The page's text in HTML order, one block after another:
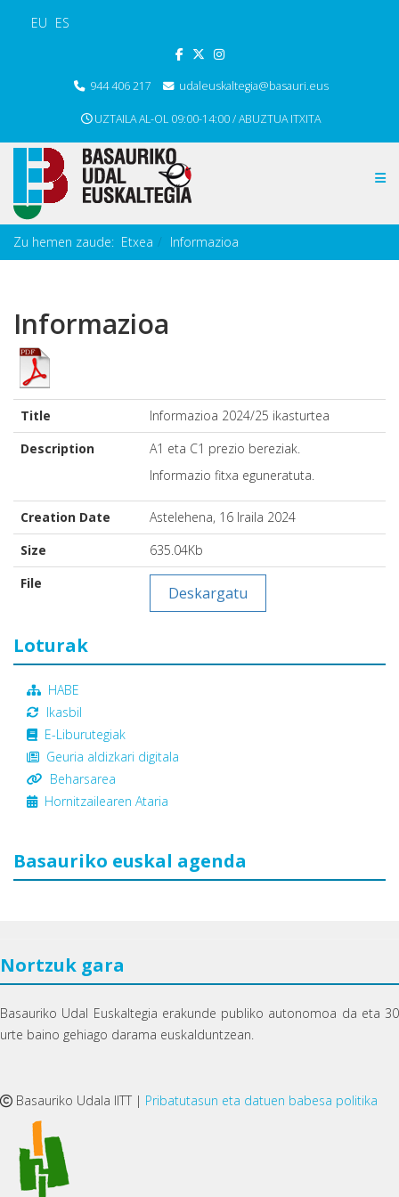
EU ES
944 406 217 udaleuskaltegia@basauri.eus
UZTAILA AL-OL 09:00-14:00 / ABUZTUA ITXITA
Zu hemen zaude: Etxea Informazioa
Informazioa
Title
Informazioa 2024/25 ikasturtea
Description
A1 eta C1 prezio bereziak.
Informazio fitxa eguneratuta.
Creation Date
Astelehena, 16 Iraila 2024
Size
635.04Kb
File
Deskargatu
Loturak
HABE
Ikasbil
E-Liburutegiak
Geuria aldizkari digitala
Beharsarea
Hornitzailearen Ataria
Basauriko euskal agenda
Nortzuk gara
Basauriko Udal Euskaltegia erakunde publiko autonomoa da eta 30
urte baino gehiago darama euskalduntzean.
Basauriko Udala IITT | Pribatutasun eta datuen babesa politika